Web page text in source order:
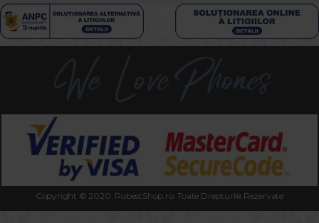
Copyright © 2020. RobestShop.ro. Toate Drepturile Rezervate